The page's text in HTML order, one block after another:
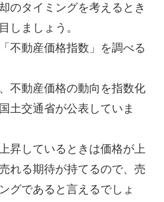
のタイミングを考えるとき
しましょう。
不動産価格指数」を調べる
不動産価格の動向を指数化
土交通省が公表していま
昇しているときは価格が上
れる期待が持てるので、売
グであると言えるでしょ